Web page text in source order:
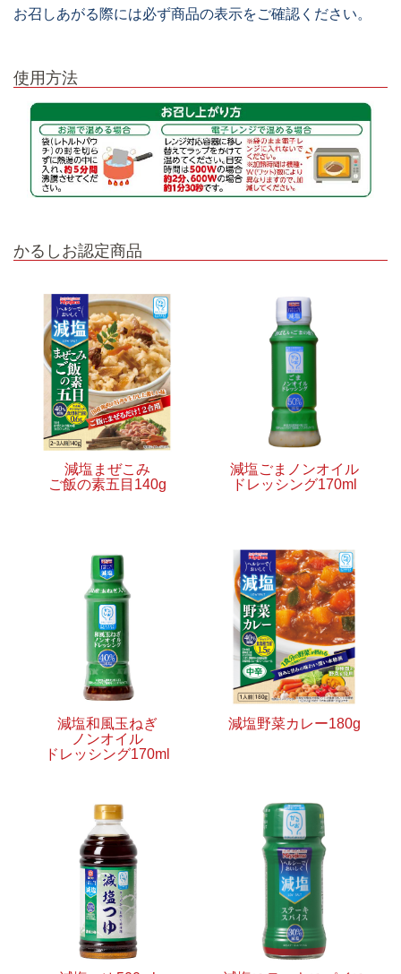
お召しあがる際には必ず商品の表示をご確認ください。
使用方法
かるしお認定商品
減塩まぜこみ
ご飯の素五目140g
減塩ごまノンオイル
ドレッシング170ml
減塩和風玉ねぎ
ノンオイル
ドレッシング170ml
減塩野菜カレー180g